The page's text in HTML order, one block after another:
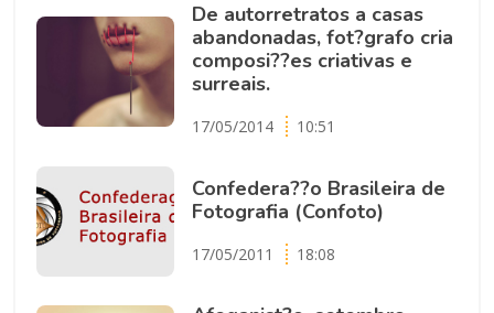
De autorretratos a casas
abandonadas, fot?grafo cria
composi??es criativas e
surreais.
17/05/2014 10:51
Confedera??o Brasileira de
Fotografia (Confoto)
17/05/2011 18:08